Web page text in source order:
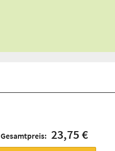
Gesamtpreis: 23,75 €